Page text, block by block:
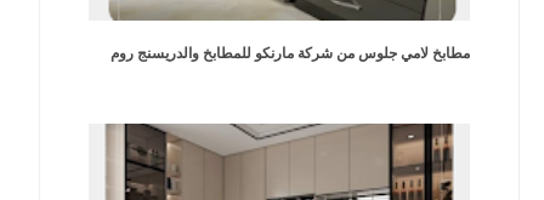
مطابخ لامي جلوس من شركة مارنكو للمطابخ والدريسنج روم